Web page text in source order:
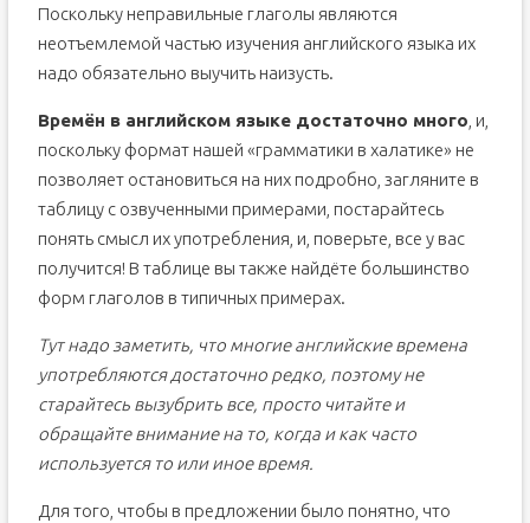
Поскольку неправильные глаголы являются
неотъемлемой частью изучения английского языка их
надо обязательно выучить наизусть.
Времён в английском языке достаточно много , и,
поскольку формат нашей «грамматики в халатике» не
позволяет остановиться на них подробно, загляните в
таблицу с озвученными примерами, постарайтесь
понять смысл их употребления, и, поверьте, все у вас
получится! В таблице вы также найдёте большинство
форм глаголов в типичных примерах.
Тут надо заметить, что многие английские времена
употребляются достаточно редко, поэтому не
старайтесь вызубрить все, просто читайте и
обращайте внимание на то, когда и как часто
используется то или иное время.
Для того, чтобы в предложении было понятно, что